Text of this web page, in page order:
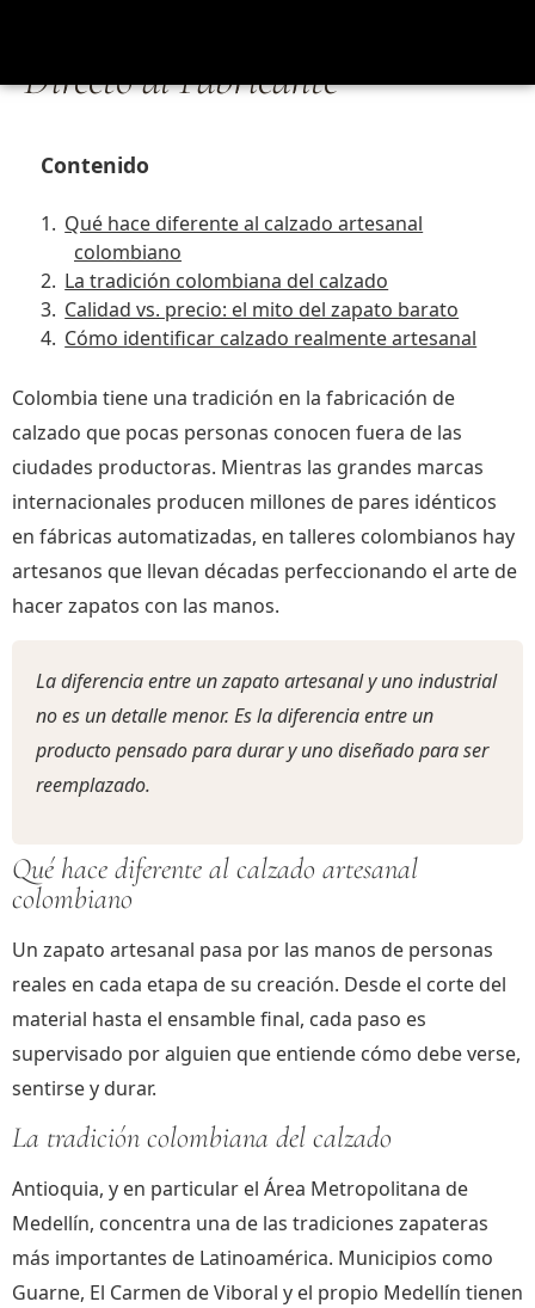
Directo al Fabricante
Contenido
Qué hace diferente al calzado artesanal
colombiano
La tradición colombiana del calzado
Calidad vs. precio: el mito del zapato barato
Cómo identificar calzado realmente artesanal
Colombia tiene una tradición en la fabricación de
calzado que pocas personas conocen fuera de las
ciudades productoras. Mientras las grandes marcas
internacionales producen millones de pares idénticos
en fábricas automatizadas, en talleres colombianos hay
artesanos que llevan décadas perfeccionando el arte de
hacer zapatos con las manos.
La diferencia entre un zapato artesanal y uno industrial
no es un detalle menor. Es la diferencia entre un
producto pensado para durar y uno diseñado para ser
reemplazado.
Qué hace diferente al calzado artesanal
colombiano
Un zapato artesanal pasa por las manos de personas
reales en cada etapa de su creación. Desde el corte del
material hasta el ensamble final, cada paso es
supervisado por alguien que entiende cómo debe verse,
sentirse y durar.
La tradición colombiana del calzado
Antioquia, y en particular el Área Metropolitana de
Medellín, concentra una de las tradiciones zapateras
más importantes de Latinoamérica. Municipios como
Guarne, El Carmen de Viboral y el propio Medellín tienen